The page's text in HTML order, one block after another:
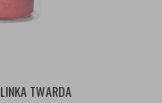
TWARDA